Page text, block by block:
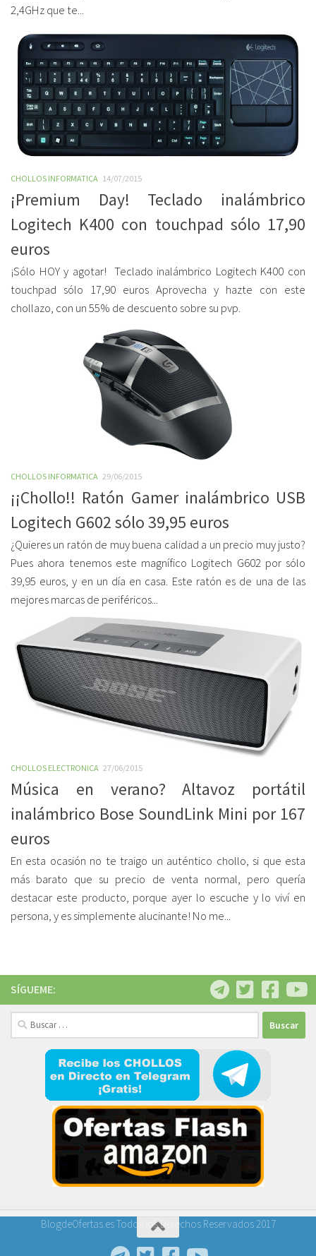
2,4GHz que te...
CHOLLOS INFORMATICA 14/07/2015
¡Premium Day! Teclado inalámbrico
Logitech K400 con touchpad sólo 17,90
euros
¡Sólo HOY y agotar! Teclado inalámbrico Logitech K400 con
touchpad sólo 17,90 euros Aprovecha y hazte con este
chollazo, con un 55% de descuento sobre su pvp.
CHOLLOS INFORMATICA 29/06/2015
¡¡Chollo!! Ratón Gamer inalámbrico USB
Logitech G602 sólo 39,95 euros
¿Quieres un ratón de muy buena calidad a un precio muy justo?
Pues ahora tenemos este magnífico Logitech G602 por sólo
39,95 euros, y en un día en casa. Este ratón es de una de las
mejores marcas de periféricos...
CHOLLOS ELECTRONICA 27/06/2015
Música en verano? Altavoz portátil
inalámbrico Bose SoundLink Mini por 167
euros
En esta ocasión no te traigo un auténtico chollo, si que esta
más barato que su precio de venta normal, pero quería
destacar este producto, porque ayer lo escuche y lo viví en
persona, y es simplemente alucinante! No me...
SÍGUEME:
Buscar:
BlogdeOfertas.es Todos los Derechos Reservados 2017